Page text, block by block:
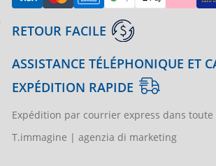
RETOUR FACILE
ASSISTANCE TÉLÉPHONIQUE ET
EXPÉDITION RAPIDE
Expédition par courrier express dans toute
T.immagine | agenzia di marketing